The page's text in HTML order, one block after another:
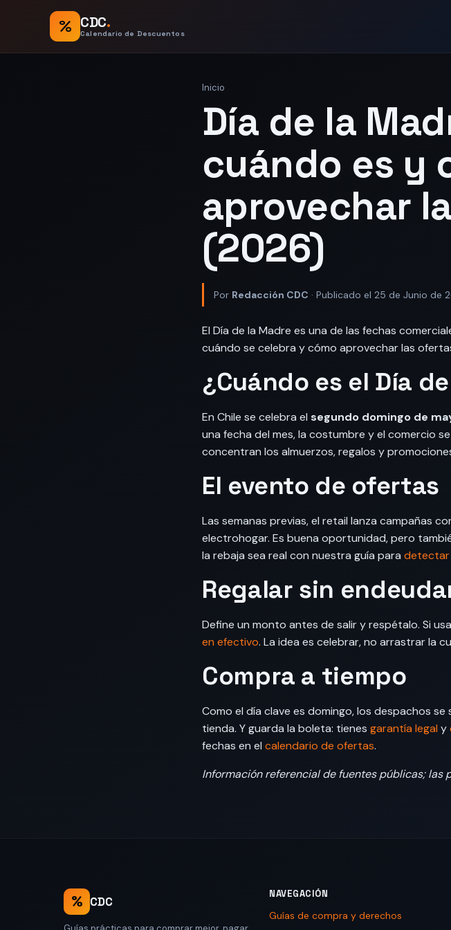
% CDC.
Calendario de Descuentos
Inicio
Día de la
cuándo es y
aprovechar
(2026)
Por Redacción CDC · Publicado el 25 de Junio de
El Día de la Madre es una de las fechas
cuándo se celebra y cómo aprovechar las
¿Cuándo es el Día
En Chile se celebra el segundo domingo de
una fecha del mes, la costumbre y el comercio
concentran los almuerzos, regalos y
El evento de ofertas
Las semanas previas, el retail lanza campañas
electrohogar. Es buena oportunidad, pero
la rebaja sea real con nuestra guía para detectar
Regalar sin
Define un monto antes de salir y respétalo. Si
en efectivo. La idea es celebrar, no arrastrar la
Compra a tiempo
Como el día clave es domingo, los despachos
tienda. Y guarda la boleta: tienes garantía legal y
fechas en el calendario de ofertas.
Información referencial de fuentes públicas; las
% CDC NAVEGACIÓN
Guías de compra y derechos